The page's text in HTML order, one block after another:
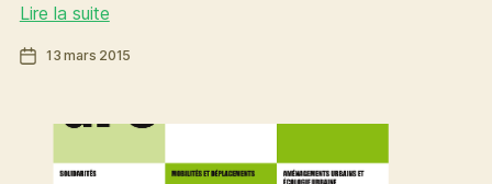
Lire la suitePlus
bio
agriculture
!
Date13 mars 2015